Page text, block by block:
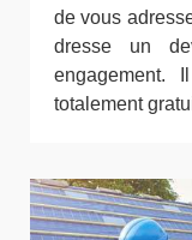
de vous
dresse un
engagement.
totalement